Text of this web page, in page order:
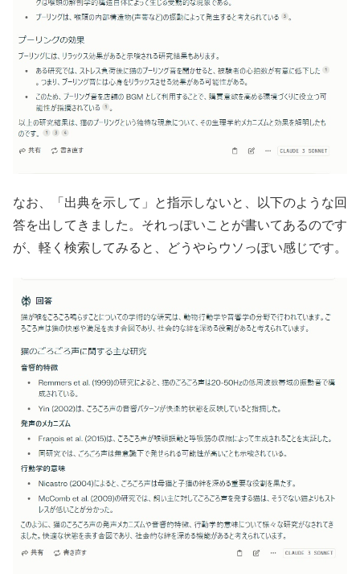
なお、「出典を示して」と指示しないと、以下のような回
答を出してきました。それっぽいことが書いてあるのです
が、軽く検索してみると、どうやらウソっぽい感じです。